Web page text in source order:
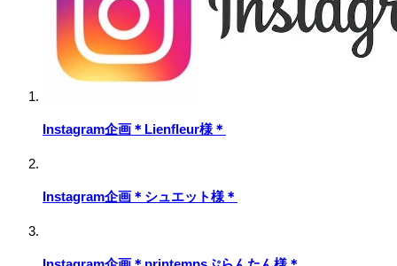
Instagram企画＊Lienfleur様＊
Instagram企画＊シュエット様＊